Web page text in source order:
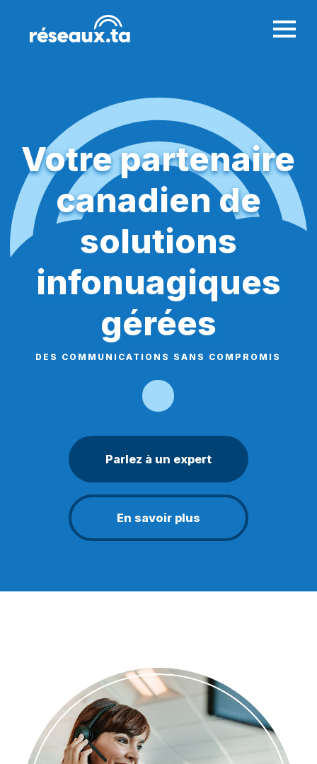
Votre partenaire
canadien de
solutions
infonuagiques
gérées
DES COMMUNICATIONS SANS COMPROMIS
Parlez à un expert
En savoir plus